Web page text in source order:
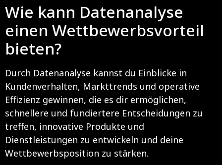
Wie kann Datenanalyse
einen Wettbewerbsvorteil
bieten?
Durch Datenanalyse kannst du Einblicke in
Kundenverhalten, Markttrends und operative
Effizienz gewinnen, die es dir ermöglichen,
schnellere und fundiertere Entscheidungen zu
treffen, innovative Produkte und
Dienstleistungen zu entwickeln und deine
Wettbewerbsposition zu stärken.